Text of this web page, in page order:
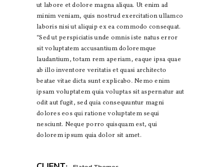
ut labore et dolore magna aliqua. Ut enim ad
minim veniam, quis nostrud exercitation ullamco
laboris nisi ut aliquip ex ea commodo consequat.
“Sed ut perspiciatis unde omnis iste natus error
sit voluptatem accusantium doloremque
laudantium, totam rem aperiam, eaque ipsa quae
ab illo inventore veritatis et quasi architecto
beatae vitae dicta sunt explicabo. Nemo enim
ipsam voluptatem quia voluptas sit aspernatur aut
odit aut fugit, sed quia consequuntur magni
dolores eos qui ratione voluptatem sequi
nesciunt. Neque porro quisquam est, qui
dolorem ipsum quia dolor sit amet.